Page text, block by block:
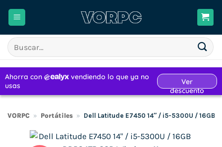
Buscar
por:
VORPC » Portátiles » Dell Latitude E7450 14″ / i5-5300U / 16GB